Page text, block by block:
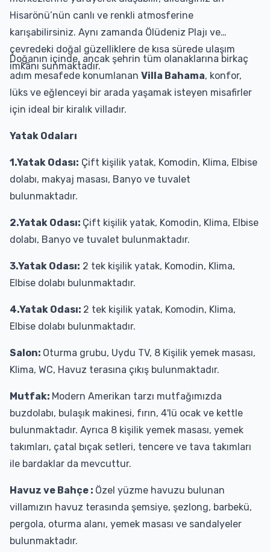
Hisarönü’nün canlı ve renkli atmosferine
karışabilirsiniz. Aynı zamanda Ölüdeniz Plajı ve
çevredeki doğal güzelliklere de kısa sürede ulaşım
imkânı sunmaktadır.
Doğanın içinde, ancak şehrin tüm olanaklarına birkaç
adım mesafede konumlanan Villa Bahama, konfor,
lüks ve eğlenceyi bir arada yaşamak isteyen misafirler
için ideal bir kiralık villadır.
Yatak Odaları
1.Yatak Odası: Çift kişilik yatak, Komodin, Klima, Elbise
dolabı, makyaj masası, Banyo ve tuvalet
bulunmaktadır.
2.Yatak Odası: Çift kişilik yatak, Komodin, Klima, Elbise
dolabı, Banyo ve tuvalet bulunmaktadır.
3.Yatak Odası: 2 tek kişilik yatak, Komodin, Klima,
Elbise dolabı bulunmaktadır.
4.Yatak Odası: 2 tek kişilik yatak, Komodin, Klima,
Elbise dolabı bulunmaktadır.
Salon: Oturma grubu, Uydu TV, 8 Kişilik yemek masası,
Klima, WC, Havuz terasına çıkış bulunmaktadır.
Mutfak: Modern Amerikan tarzı mutfağımızda
buzdolabı, bulaşık makinesi, fırın, 4'lü ocak ve kettle
bulunmaktadır. Ayrıca 8 kişilik yemek masası, yemek
takımları, çatal bıçak setleri, tencere ve tava takımları
ile bardaklar da mevcuttur.
Havuz ve Bahçe : Özel yüzme havuzu bulunan
villamızın havuz terasında şemsiye, şezlong, barbekü,
pergola, oturma alanı, yemek masası ve sandalyeler
bulunmaktadır.